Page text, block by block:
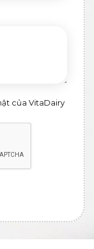
của VitaDairy